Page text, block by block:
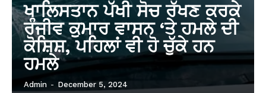
ਖਾਲਿਸਤਾਨ ਪੱਖੀ ਸੋਚ ਰੱਖਣ ਕਰਕੇ
ਰੰਜੀਵ ਕੁਮਾਰ ਵਾਸਨ ‘ਤੇ ਹਮਲੇ ਦੀ
ਕੋਸ਼ਿਸ਼, ਪਹਿਲਾਂ ਵੀ ਹੋ ਚੁੱਕੇ ਹਨ
ਹਮਲੇ
Admin - December 5, 2024